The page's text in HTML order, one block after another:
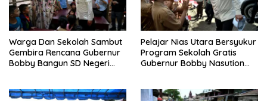
Warga Dan Sekolah Sambut
Gembira Rencana Gubernur
Bobby Bangun SD Negeri
Pelajar Nias Utara Bersyukur
Program Sekolah Gratis
Gubernur Bobby Nasution